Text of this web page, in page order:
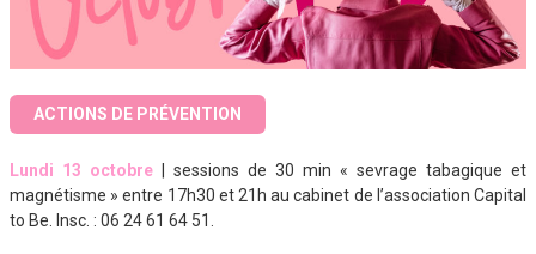
ACTIONS DE PRÉVENTION
Lundi 13 octobre | sessions de 30 min « sevrage tabagique et
magnétisme » entre 17h30 et 21h au cabinet de l’association Capital
to Be. Insc. : 06 24 61 64 51.